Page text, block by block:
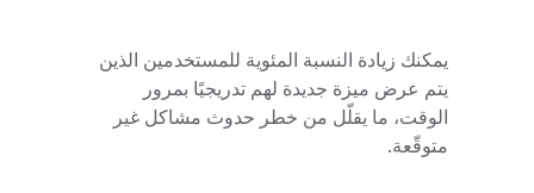
يمكنك زيادة النسبة المئوية للمستخدمين الذين
يتم عرض ميزة جديدة لهم تدريجيًا بمرور
الوقت، ما يقلّل من خطر حدوث مشاكل غير
متوقّعة.